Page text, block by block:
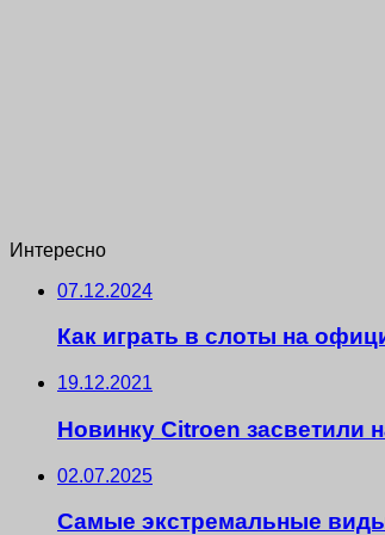
Интересно
07.12.2024
Как играть в слоты на
19.12.2021
Новинку Citroen засветили
02.07.2025
Самые экстремальные